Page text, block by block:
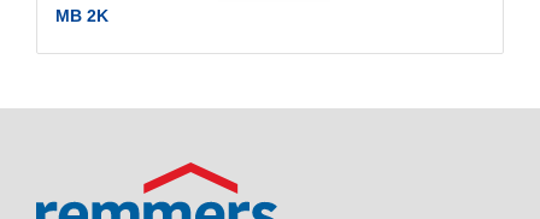
MB 2K